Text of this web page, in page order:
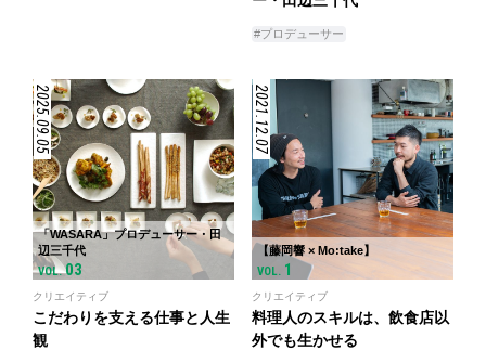
#プロデューサー
2025.09.05
「WASARA」プロデューサー・田
辺三千代
VOL.03
クリエイティブ
こだわりを支える仕事と人生
観
2021.12.07
【藤岡響 × Mo:take】
VOL. 1
クリエイティブ
料理人のスキルは、飲食店以
外でも生かせる